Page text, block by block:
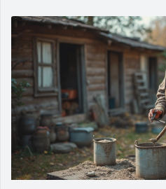
практические шаги без
первого раза. Если в
дом, мимо этой информации